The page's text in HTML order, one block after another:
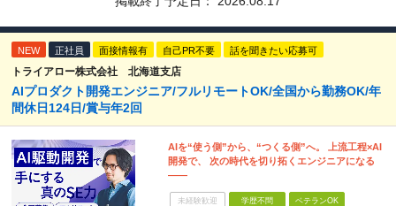
NEW 正社員 面接情報有 自己PR不要 話を聞きたい応募可
トライアロー株式会社 北海道支店
AIプロダクト開発エンジニア/フルリモートOK/全国から勤務OK/年
間休日124日/賞与年2回
AIを“使う側”から、“つくる側”へ。 上流工程×AI
開発で、 次の時代を切り拓くエンジニアになる
――
未経験歓迎 学歴不問 ベテランOK